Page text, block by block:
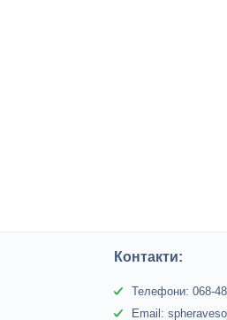
Контакти:
Телефони: 068-
Email: